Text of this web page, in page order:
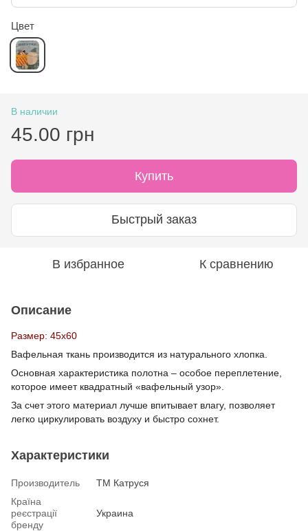
Цвет
В наличии
45.00 грн
Купить
Быстрый заказ
В избранное К сравнению
Описание
Размер: 45х60
Вафельная ткань производится из натурального хлопка.
Основная характеристика полотна – особое переплетение,
которое имеет квадратный «вафельный узор».
За счет этого материал лучше впитывает влагу, позволяет
легко циркулировать воздуху и быстро сохнет.
Характеристики
Производитель
ТМ Катруся
Країна
реєстрації
бренду
Украина